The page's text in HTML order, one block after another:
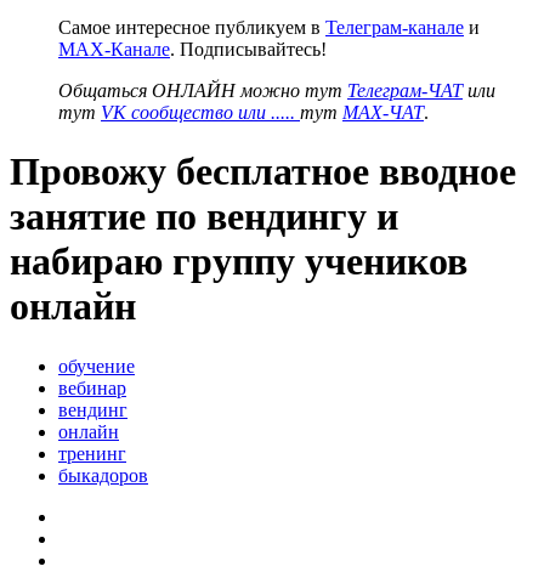
Самое интересное публикуем в Телеграм-канале и
MAX-Канале. Подписывайтесь!
Общаться ОНЛАЙН можно тут Телеграм-ЧАТили
тут VK сообщество или ..... тут MAX-ЧАТ.
Провожу бесплатное вводное
занятие по вендингу и
набираю группу учеников
онлайн
обучение
вебинар
вендинг
онлайн
тренинг
быкадоров